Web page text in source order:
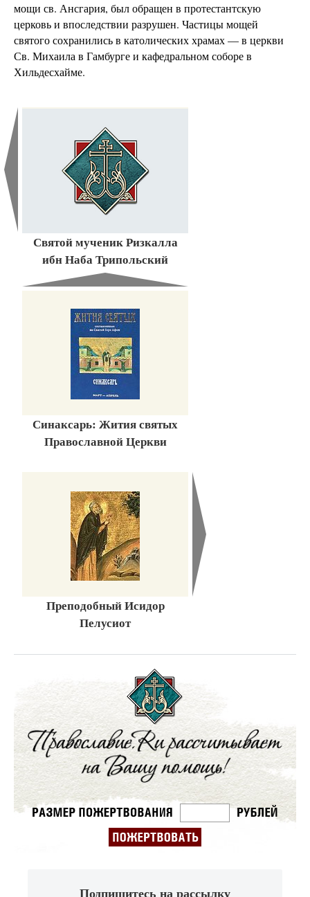
мощи св. Ансгария, был обращен в протестантскую
церковь и впоследствии разрушен. Частицы мощей
святого сохранились в католических храмах — в церкви
Св. Михаила в Гамбурге и кафедральном соборе в
Хильдесхайме.
Святой мученик Ризкалла
ибн Наба Трипольский
Синаксарь: Жития святых
Православной Церкви
Преподобный Исидор
Пелусиот
Подпишитесь на рассылку